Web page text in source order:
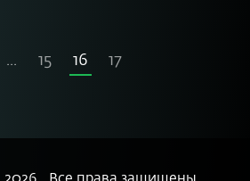
... 15 16 17
2026 Все права защищены.